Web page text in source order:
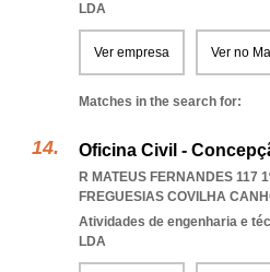
LDA
Ver empresa Ver no
Matches in the search for:
Oficina Civil -
R MATEUS FERNANDES 117
FREGUESIAS COVILHA
Atividades de engenharia e
LDA